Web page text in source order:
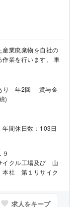
業廃棄物を自社の
業を行います。 車
り 年2回 賞与金
)
間休日数：103日
２４－１９
クル工場及び 山
本社 第１リサイク
求人をキープ